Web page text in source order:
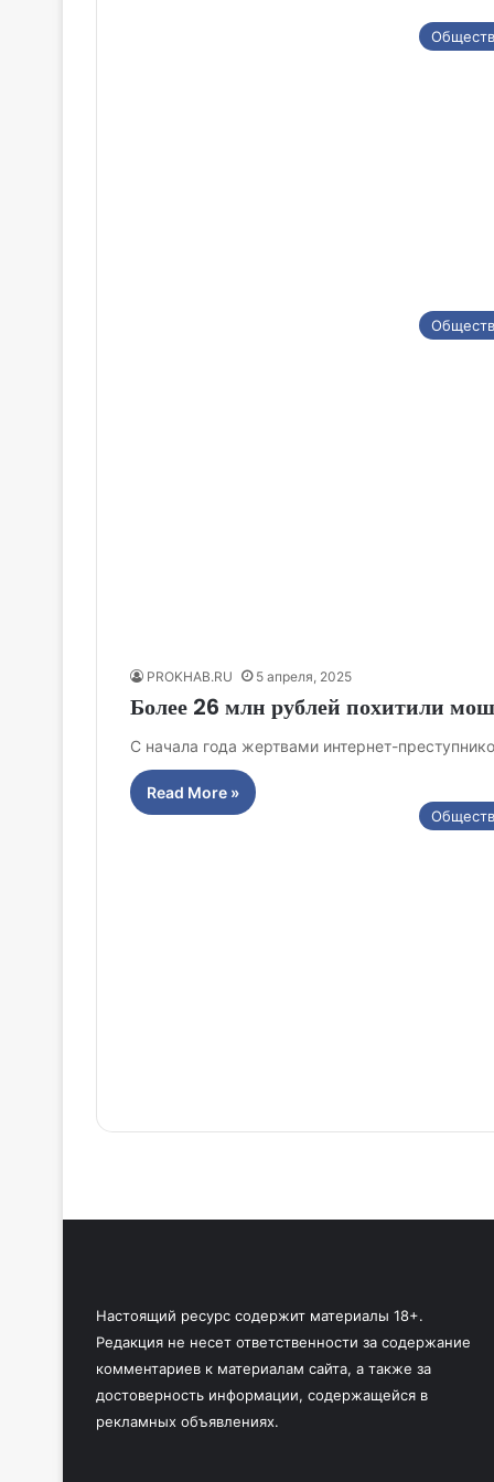
PROKHAB.RU 5 апреля, 2025
Более 26 млн рублей похитили
С начала года жертвами интернет-
Read More »
Настоящий ресурс содержит материалы 18+.
Редакция не несет ответственности за содержание
комментариев к материалам сайта, а также за
достоверность информации, содержащейся в
рекламных объявлениях.